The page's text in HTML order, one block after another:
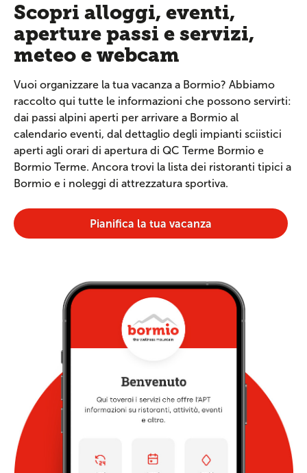
Scopri alloggi, eventi,
aperture passi e servizi,
meteo e webcam
Vuoi organizzare la tua vacanza a Bormio? Abbiamo
raccolto qui tutte le informazioni che possono servirti:
dai passi alpini aperti per arrivare a Bormio al
calendario eventi, dal dettaglio degli impianti sciistici
aperti agli orari di apertura di QC Terme Bormio e
Bormio Terme. Ancora trovi la lista dei ristoranti tipici a
Bormio e i noleggi di attrezzatura sportiva.
Pianifica la tua vacanza